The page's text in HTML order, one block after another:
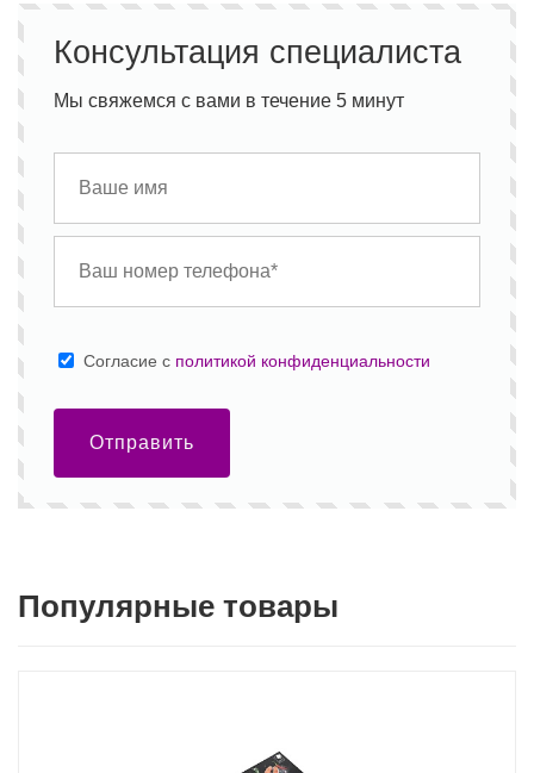
Консультация специалиста
Мы свяжемся с вами в течение 5 минут
Cогласие с политикой конфиденциальности
Отправить
Популярные товары